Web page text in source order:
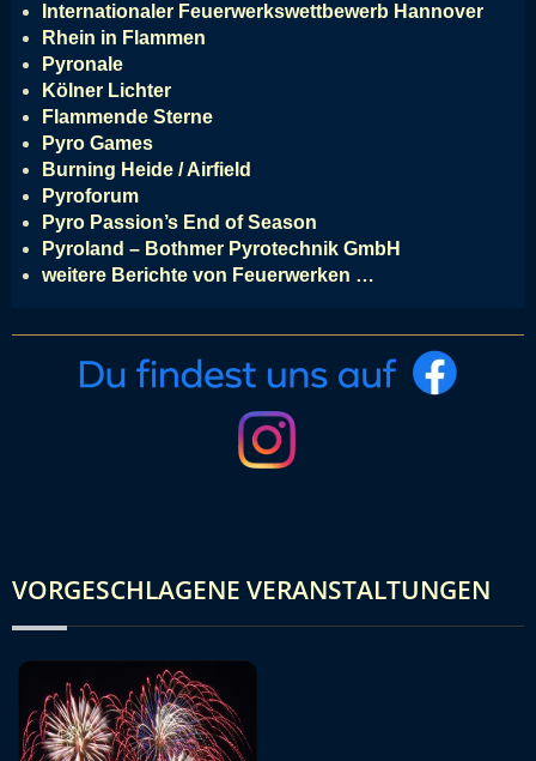
Internationaler Feuerwerkswettbewerb Hannover
Rhein in Flammen
Pyronale
Kölner Lichter
Flammende Sterne
Pyro Games
Burning Heide / Airfield
Pyroforum
Pyro Passion’s End of Season
Pyroland – Bothmer Pyrotechnik GmbH
weitere Berichte von Feuerwerken …
VORGESCHLAGENE VERANSTALTUNGEN